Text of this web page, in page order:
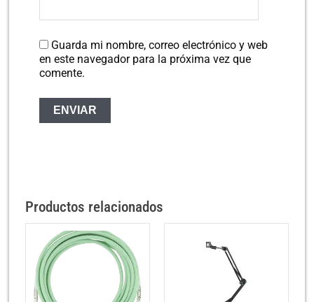
Guarda mi nombre, correo electrónico y web
en este navegador para la próxima vez que
comente.
Productos relacionados